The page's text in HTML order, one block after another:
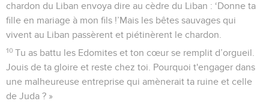
chardon du Liban envoya dire au cèdre du Liban : ‘Donne ta
fille en mariage à mon fils !’Mais les bêtes sauvages qui
vivent au Liban passèrent et piétinèrent le chardon.
10 Tu as battu les Edomites et ton cœur se remplit d’orgueil.
Jouis de ta gloire et reste chez toi. Pourquoi t'engager dans
une malheureuse entreprise qui amènerait ta ruine et celle
de Juda ? »